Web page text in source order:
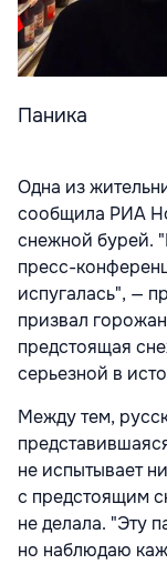
Паника
Одна из
сообщила РИА
снежной бурей.
пресс-
испугалась", —
призвал
предстоящая
серьезной в
Между тем,
не испытывает
с предстоящим
не делала. "Эту
но наблюдаю